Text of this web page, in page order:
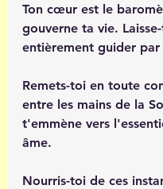
Ton cœur est le
gouverne ta vie.
entièrement guider par
Remets-toi en toute
entre les mains de la
t'emmène vers
âme.
Nourris-toi de ces